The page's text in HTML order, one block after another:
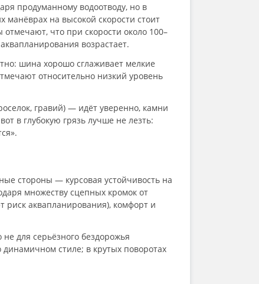
продуманному водоотводу, но в
на высокой скорости стоит
что при скорости около 100–
возрастает.
шина хорошо сглаживает мелкие
относительно низкий уровень
гравий) — идёт уверенно, камни
в глубокую грязь лучше не лезть:
стороны — курсовая устойчивость на
множеству сцепных кромок от
аквапланирования), комфорт и
для серьёзного бездорожья
стиле; в крутых поворотах